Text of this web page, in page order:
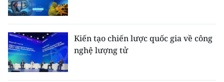
Kiến tạo chiến lược quốc gia về công
nghệ lượng tử